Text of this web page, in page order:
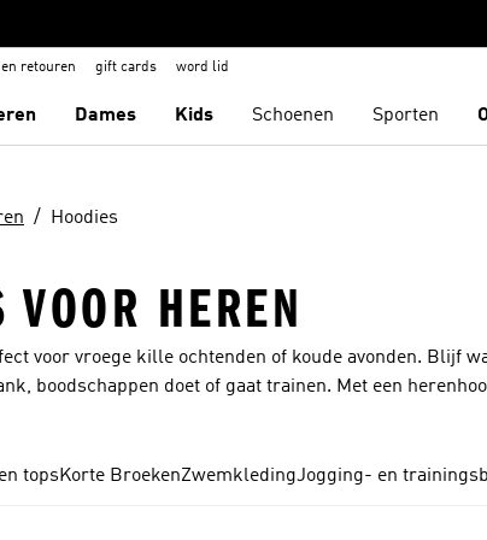
retouren gift cards word lid
Dames Kids Schoenen Sporten
Hoodies
VOOR HEREN
voor vroege kille ochtenden of koude avonden. Blijf
boodschappen doet of gaat trainen. Met een
heeft verschillende designs en modellen die precies
zwarte, oversized ontwerpen van de designer
technologie zorgt voor de
topsKorte BroekenZwemkledingJogging- en